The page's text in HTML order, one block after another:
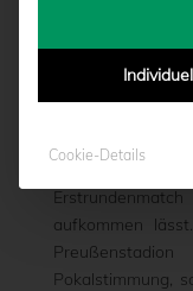
vonHayo Lücke|
Spielpaarung,
aufkommen
Pokalstimmung,
Cookie-Details